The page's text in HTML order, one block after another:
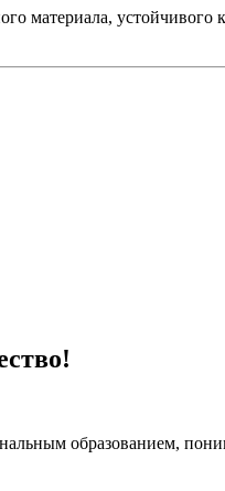
материала, устойчивого
образованием,